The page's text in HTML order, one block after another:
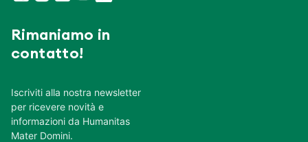
Rimaniamo in
contatto!
Iscriviti alla nostra newsletter
per ricevere novità e
informazioni da Humanitas
Mater Domini.